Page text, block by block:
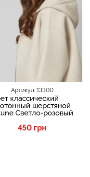
Артикул: 13300
классический
шерстяной
Светло-розовый
450 грн